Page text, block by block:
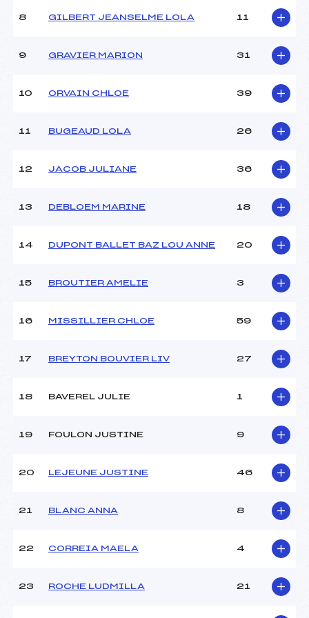
[C-D] .
8 GILBERT JEANSELME LOLA 11
9 GRAVIER MARION 31
10 ORVAIN CHLOE 39
11 BUGEAUD LOLA 26
12 JACOB JULIANE 36
13 DEBLOEM MARINE 18
14 DUPONT BALLET BAZ LOU ANNE 20
15 BROUTIER AMELIE 3
16 MISSILLIER CHLOE 59
17 BREYTON BOUVIER LIV 27
18 BAVEREL JULIE 1
19 FOULON JUSTINE 9
20 LEJEUNE JUSTINE 46
21 BLANC ANNA 8
22 CORREIA MAELA 4
23 ROCHE LUDMILLA 21